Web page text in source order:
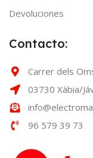
Devoluciones
Contacto:
Carrer dels
03730 Xàbia/
96 579 39 73